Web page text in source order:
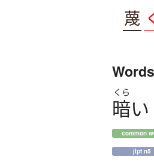
蔑
Words
くら
暗い
common
jlpt n5